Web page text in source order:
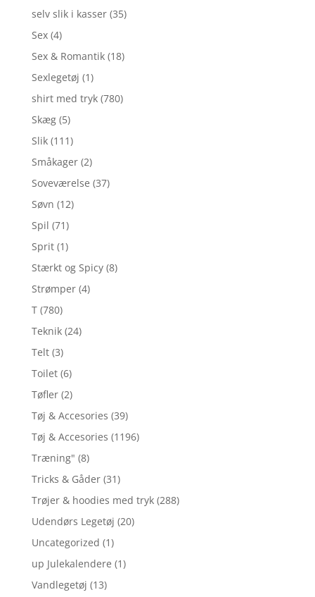
selv slik i kasser (35)
Sex (4)
Sex & Romantik (18)
Sexlegetøj (1)
shirt med tryk (780)
Skæg (5)
Slik (111)
Småkager (2)
Soveværelse (37)
Søvn (12)
Spil (71)
Sprit (1)
Stærkt og Spicy (8)
Strømper (4)
T (780)
Teknik (24)
Telt (3)
Toilet (6)
Tøfler (2)
Tøj & Accesories (39)
Tøj & Accesories (1196)
Træning" (8)
Tricks & Gåder (31)
Trøjer & hoodies med tryk (288)
Udendørs Legetøj (20)
Uncategorized (1)
up Julekalendere (1)
Vandlegetøj (13)